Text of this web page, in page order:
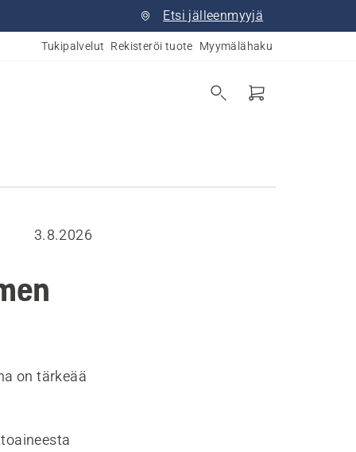
Etsi jälleenmyyjä
Tukipalvelut Rekisteröi tuote Myymälähaku
3.8.2026
on tärkeää